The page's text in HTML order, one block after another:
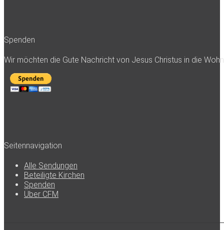
Spenden
Wir möchten die Gute Nachricht von Jesus Christus in die
Seitennavigation
Alle Sendungen
Beteiligte Kirchen
Spenden
Über CFM